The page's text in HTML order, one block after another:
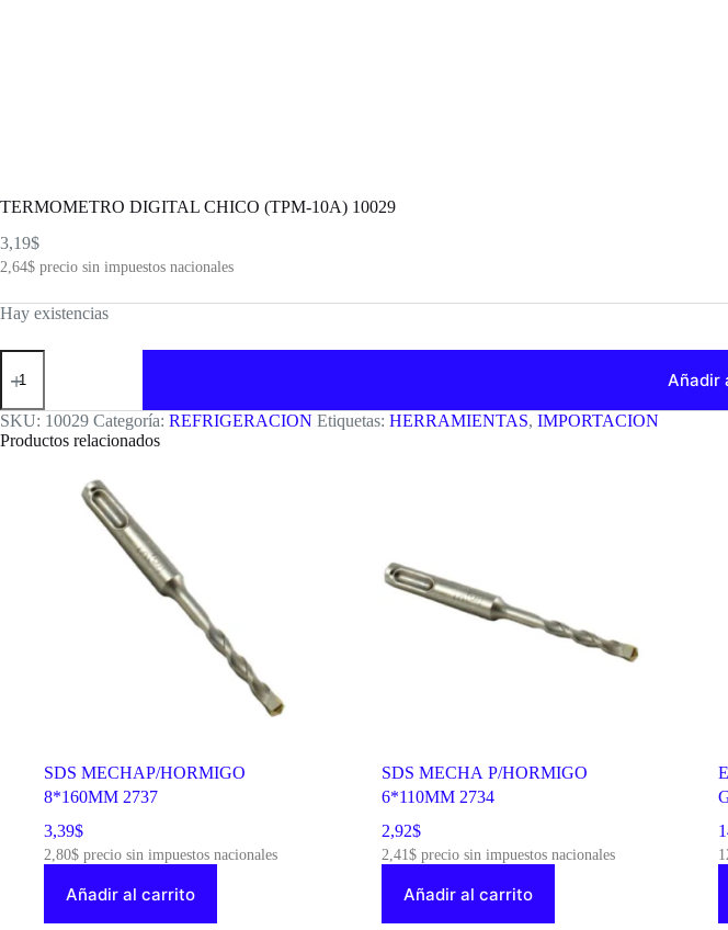
TERMOMETRO DIGITAL CHICO (TPM-10A) 10029
3,19$
2,64$ precio sin impuestos nacionales
Hay existencias
TERMOMETRO
DIGITAL
(TPM-
10A)
10029
Añadir
SKU: 10029 Categoría: REFRIGERACION Etiquetas: HERRAMIENTAS, IMPORTACION
Productos relacionados
SDS MECHAP/HORMIGO
8*160MM 2737
3,39$
2,80$ precio sin impuestos nacionales
Añadir al carrito
SDS MECHA P/HORMIGO
6*110MM 2734
2,92$
2,41$precio sin impuestos nacionales
Añadir al carrito